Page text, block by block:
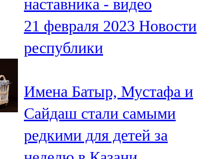
наставника - видео
21 февраля 2023 Новости
республики
Имена Батыр, Мустафа и
Сайдаш стали самыми
редкими для детей за